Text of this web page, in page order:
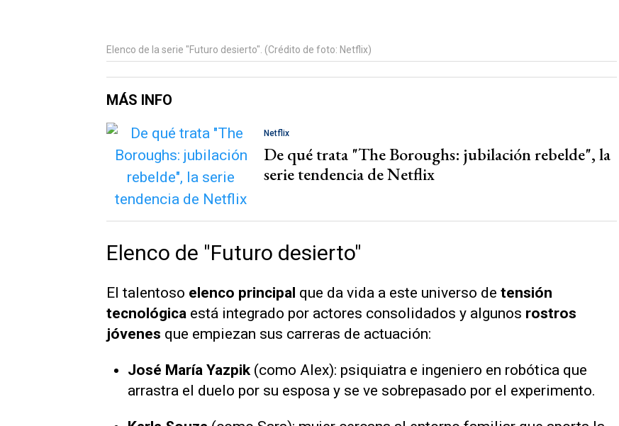
Elenco de la serie "Futuro desierto". (Crédito de foto: Netflix)
MÁS INFO
Netflix
De qué trata "The Boroughs: jubilación rebelde", la
serie tendencia de Netflix
Elenco de "Futuro desierto"
El talentoso elenco principal que da vida a este universo de tensión
tecnológica está integrado por actores consolidados y algunos rostros
jóvenes que empiezan sus carreras de actuación:
José María Yazpik (como Alex): psiquiatra e ingeniero en robótica que
arrastra el duelo por su esposa y se ve sobrepasado por el experimento.